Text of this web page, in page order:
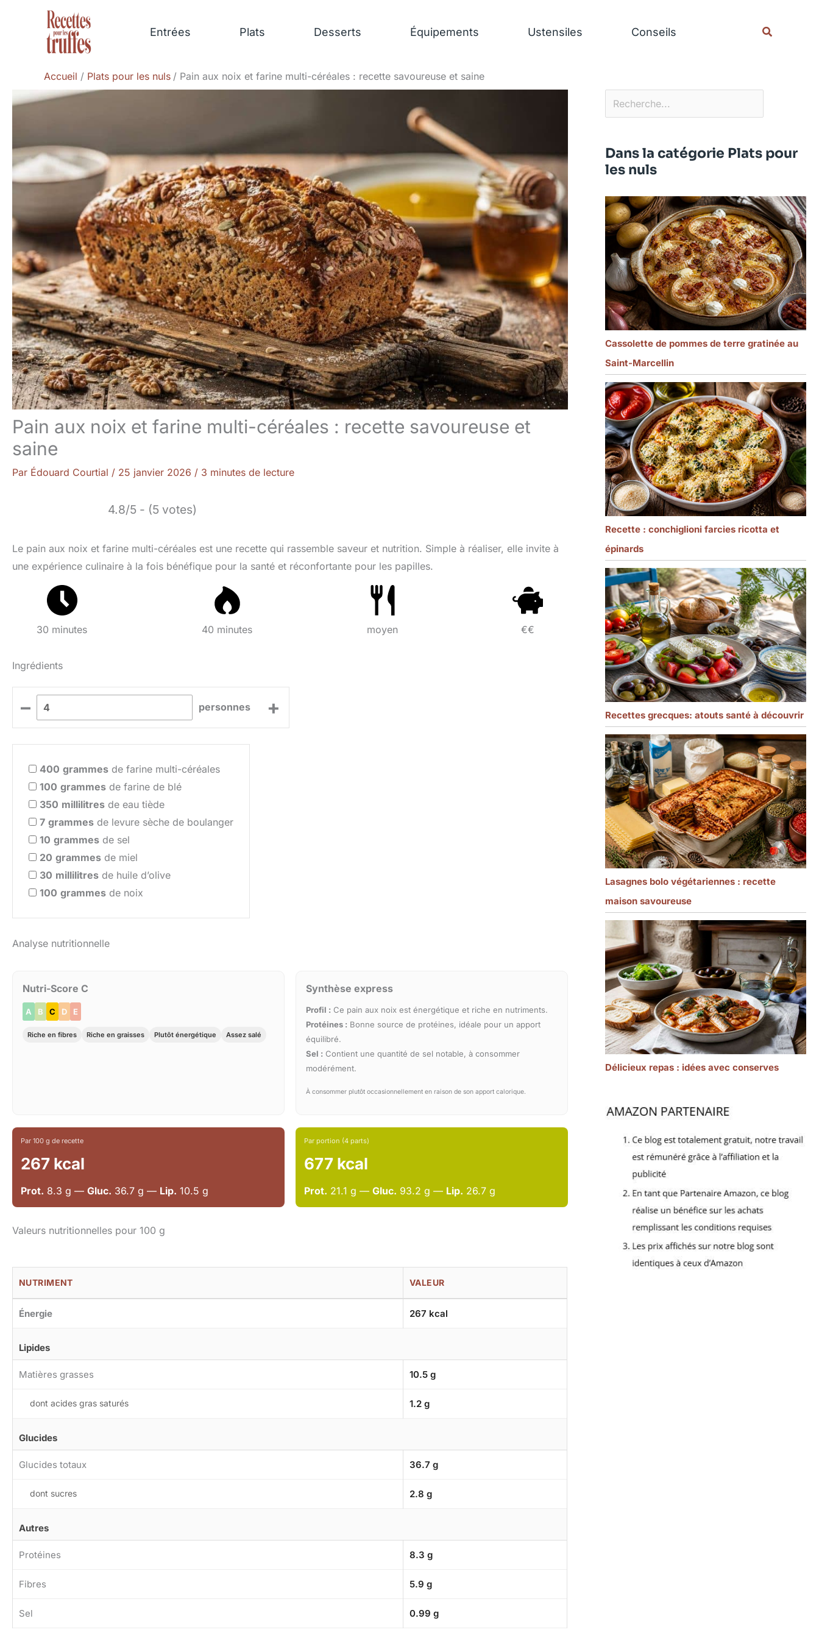
Entrées Plats Desserts Équipements Ustensiles Conseils
Accueil Plats pour les nuls Pain aux noix et farine multi-céréales : recette savoureuse et saine
Pain aux noix et farine multi-céréales : recette savoureuse et
saine
Par Édouard Courtial / 25 janvier 2026 / 3 minutes de lecture
4.8/5 - (5 votes)
Le pain aux noix et farine multi-céréales est une recette qui rassemble saveur et nutrition. Simple à réaliser, elle invite à
une expérience culinaire à la fois bénéfique pour la santé et réconfortante pour les papilles.
30 minutes 40 minutes moyen €€
Ingrédients
– personnes +
400 grammes de farine multi-céréales
100 grammes de farine de blé
350 millilitres de eau tiède
7 grammes de levure sèche de boulanger
10 grammes de sel
20 grammes de miel
30 millilitres de huile d’olive
100 grammes de noix
Analyse nutritionnelle
Nutri-Score C
A B C D E
Riche en fibres Riche en graisses Plutôt énergétique Assez salé
Synthèse express
Profil : Ce pain aux noix est énergétique et riche en nutriments.
Protéines : Bonne source de protéines, idéale pour un apport
équilibré.
Sel : Contient une quantité de sel notable, à consommer
modérément.
À consommer plutôt occasionnellement en raison de son apport calorique.
Par 100 g de recette
267 kcal
Prot. 8.3 g — Gluc. 36.7 g — Lip. 10.5 g
Par portion (4 parts)
677 kcal
Prot. 21.1 g —Gluc. 93.2 g — Lip. 26.7 g
Valeurs nutritionnelles pour 100 g
NUTRIMENT VALEUR
Énergie 267 kcal
Lipides
Matières grasses 10.5 g
dont acides gras saturés 1.2 g
Glucides
Glucides totaux 36.7 g
dont sucres 2.8 g
Autres
Protéines 8.3 g
Fibres 5.9 g
Sel 0.99 g
Dans la catégorie Plats pour
les nuls
Cassolette de pommes de terre gratinée au
Saint-Marcellin
Recette : conchiglioni farcies ricotta et
épinards
Recettes grecques: atouts santé à découvrir
Lasagnes bolo végétariennes : recette
maison savoureuse
Délicieux repas : idées avec conserves